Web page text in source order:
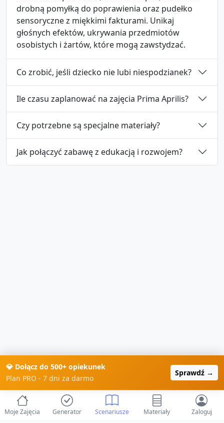
drobną pomyłką do poprawienia oraz pudełko
sensoryczne z miękkimi fakturami. Unikaj
głośnych efektów, ukrywania przedmiotów
osobistych i żartów, które mogą zawstydzać.
Co zrobić, jeśli dziecko nie lubi niespodzianek?
Ile czasu zaplanować na zajęcia Prima Aprilis?
Czy potrzebne są specjalne materiały?
Jak połączyć zabawę z edukacją i rozwojem?
💎 Dołącz do 500+ opiekunek
Plan PRO - 7 dni za darmo
Sprawdź →
Moje Zajęcia Generator Scenariusze Materiały Zaloguj